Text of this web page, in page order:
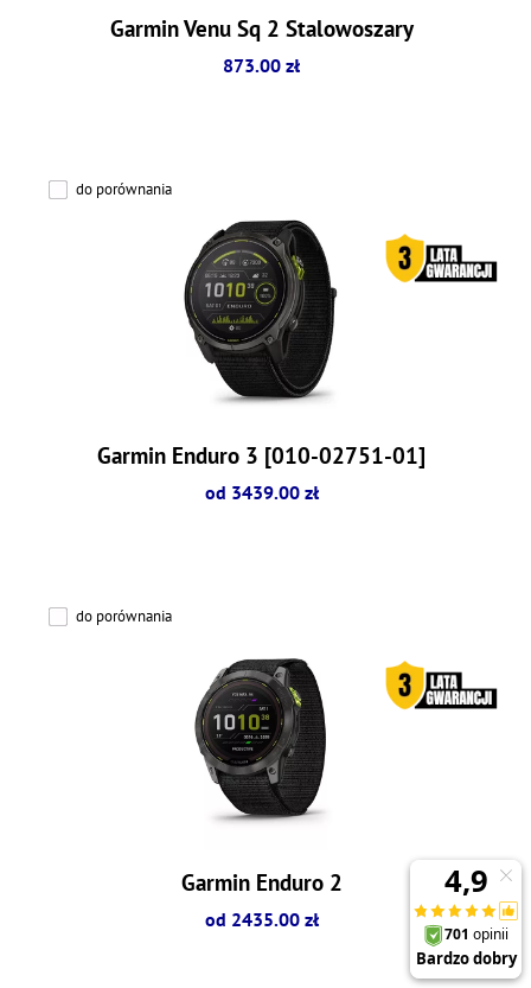
Garmin Venu Sq 2 Stalowoszary
873.00 zł
do porównania
Garmin Enduro 3 [010-02751-01]
od 3439.00 zł
do porównania
Garmin Enduro 2
od 2435.00 zł